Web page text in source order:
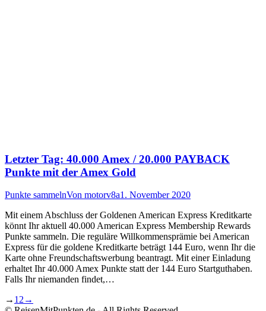
Letzter Tag: 40.000 Amex / 20.000 PAYBACK
Punkte mit der Amex Gold
Punkte sammelnVon motorv8a1. November 2020
Mit einem Abschluss der Goldenen American Express Kreditkarte
könnt Ihr aktuell 40.000 American Express Membership Rewards
Punkte sammeln. Die reguläre Willkommensprämie bei American
Express für die goldene Kreditkarte beträgt 144 Euro, wenn Ihr die
Karte ohne Freundschaftswerbung beantragt. Mit einer Einladung
erhaltet Ihr 40.000 Amex Punkte statt der 144 Euro Startguthaben.
Falls Ihr niemanden findet,…
→ 1 2 →